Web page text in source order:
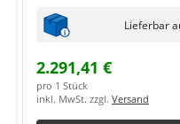
Lieferbar
2.291,41 €
pro 1 Stück
inkl. MwSt. zzgl. Versand